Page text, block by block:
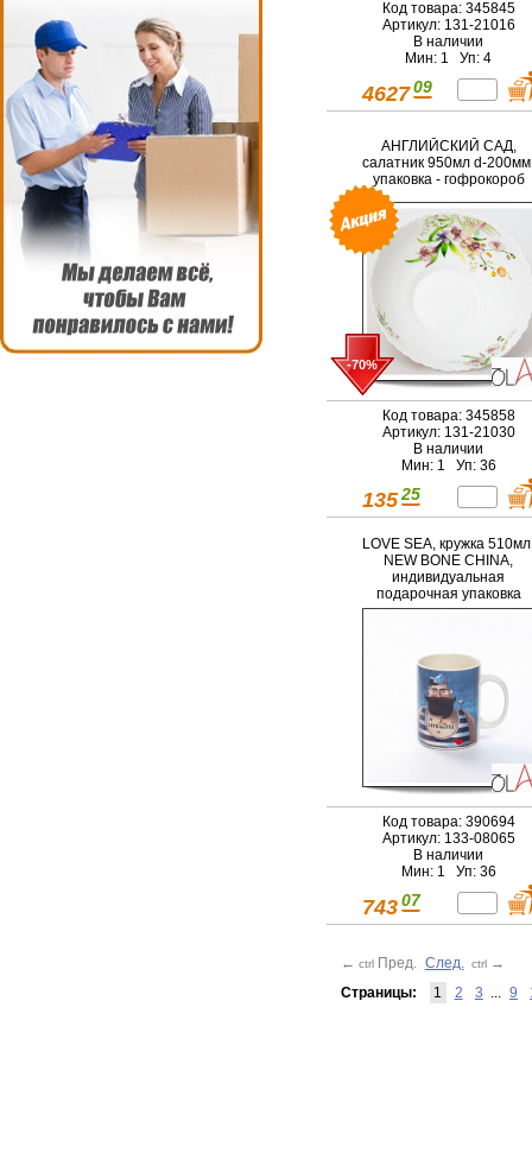
Код товара: 345845
Артикул: 131-21016
В наличии
Мин: 1 Уп: 4
4627 09
АНГЛИЙСКИЙ САД,
салатник 950мл d-
упаковка - гофрокороб
-70%
Код товара: 345858
Артикул: 131-21030
В наличии
Мин: 1 Уп: 36
135 25
LOVE SEA, кружка
NEW BONE CHINA,
индивидуальная
подарочная упаковка
Код товара: 390694
Артикул: 133-08065
В наличии
Мин: 1 Уп: 36
743 07
← ctrl Пред. След. ctrl →
Страницы:
1 2 3 ... 9